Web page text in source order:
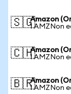
🇸🇬Amazon
1 AMZNon
🇨🇭Amazon
1 AMZNon
🇧🇷Amazon
1 AMZNon